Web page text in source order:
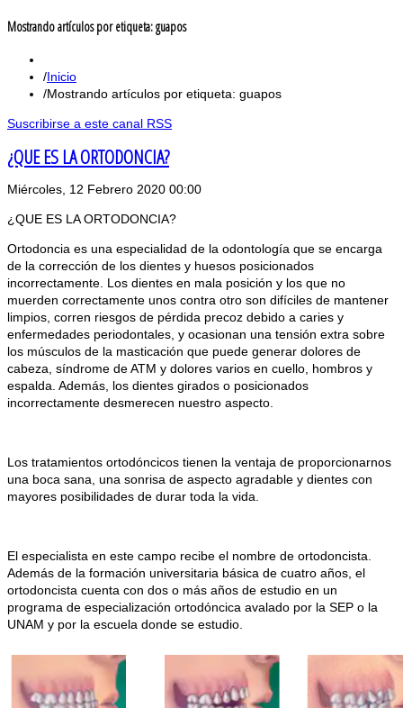
Mostrando artículos por etiqueta: guapos
Inicio
Mostrando artículos por etiqueta: guapos
Suscribirse a este canal RSS
¿QUE ES LA ORTODONCIA?
Miércoles, 12 Febrero 2020 00:00
¿QUE ES LA ORTODONCIA?
Ortodoncia es una especialidad de la odontología que se encarga
de la corrección de los dientes y huesos posicionados
incorrectamente. Los dientes en mala posición y los que no
muerden correctamente unos contra otro son difíciles de mantener
limpios, corren riesgos de pérdida precoz debido a caries y
enfermedades periodontales, y ocasionan una tensión extra sobre
los músculos de la masticación que puede generar dolores de
cabeza, síndrome de ATM y dolores varios en cuello, hombros y
espalda. Además, los dientes girados o posicionados
incorrectamente desmerecen nuestro aspecto.
Los tratamientos ortodóncicos tienen la ventaja de proporcionarnos
una boca sana, una sonrisa de aspecto agradable y dientes con
mayores posibilidades de durar toda la vida.
El especialista en este campo recibe el nombre de ortodoncista.
Además de la formación universitaria básica de cuatro años, el
ortodoncista cuenta con dos o más años de estudio en un
programa de especialización ortodóncica avalado por la SEP o la
UNAM y por la escuela donde se estudio.